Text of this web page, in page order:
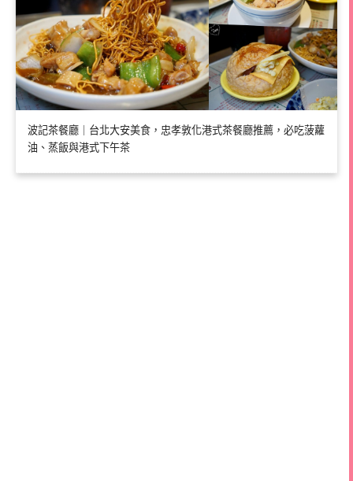
波記茶餐廳｜台北大安美食，忠孝敦化港式茶餐廳推薦，必吃菠蘿
油、蒸飯與港式下午茶